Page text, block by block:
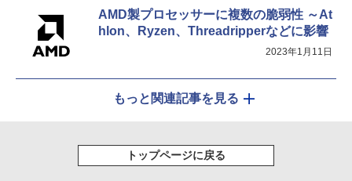
AMD製プロセッサーに複数の脆弱性 ～At
hlon、Ryzen、Threadripperなどに影響
2023年1月11日
もっと関連記事を見る
トップページに戻る